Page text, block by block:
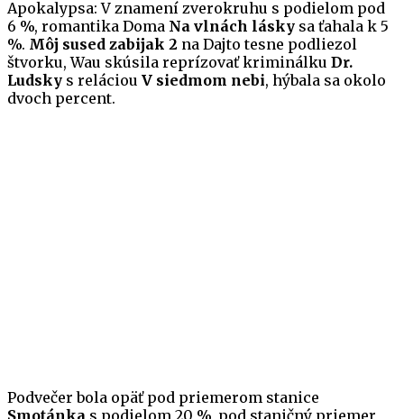
Apokalypsa: V znamení zverokruhu s podielom pod
6 %, romantika Doma Na vlnách lásky sa ťahala k 5
%. Môj sused zabijak 2 na Dajto tesne podliezol
štvorku, Wau skúsila reprízovať kriminálku Dr.
Ludsky s reláciou V siedmom nebi, hýbala sa okolo
dvoch percent.
Podvečer bola opäť pod priemerom stanice